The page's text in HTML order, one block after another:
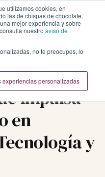
utilizamos cookies, en
las de chispas de chocolate,
mejor experiencia y sobre
nuestro aviso de
no te preocupes, lo
experiencias personalizadas
Impulsa
en
y